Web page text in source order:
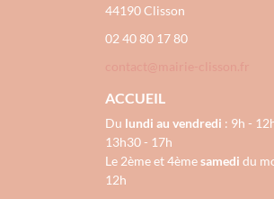
44190 Clisson
02 40 80 17 80
ACCUEIL
Du lundi au vendredi : 9h -
13h30 - 17h
Le 2ème et 4èmesamedi du
12h